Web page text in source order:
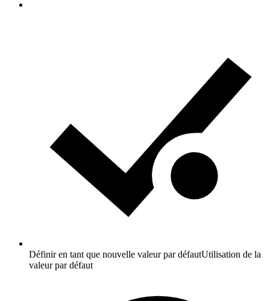
Définir en tant que nouvelle valeur par défautUtilisation de la
valeur par défaut